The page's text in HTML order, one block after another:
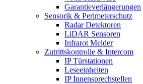
Garantieverlängerungen
Sensorik & Perimeterschutz
Radar Detektoren
LiDAR Sensoren
Infrarot Melder
Zutrittskontrolle & Intercom
IP Türstationen
Leseeinheiten
IP Innensprechstellen